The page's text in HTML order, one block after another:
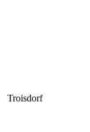
Troisdorf